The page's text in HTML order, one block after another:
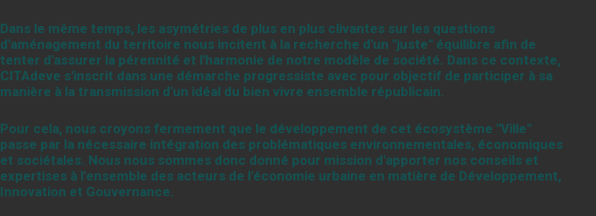
Dans le même temps, les asymétries de plus en plus clivantes sur les questions
d'aménagement du territoire nous incitent à la recherche d'un "juste" équilibre afin de
tenter d'assurer la pérennité et l'harmonie de notre modèle de société. Dans ce contexte,
CITAdeve s'inscrit dans une démarche progressiste avec pour objectif de participer à sa
manière à la transmission d'un idéal du bien vivre ensemble républicain.
Pour cela, nous croyons fermement que le développement de cet écosystème "Ville"
passe par la nécessaire intégration des problématiques environnementales, économiques
et sociétales. Nous nous sommes donc donné pour mission d'apporter nos conseils et
expertises à l'ensemble des acteurs de l'économie urbaine en matière de Développement,
Innovation et Gouvernance.